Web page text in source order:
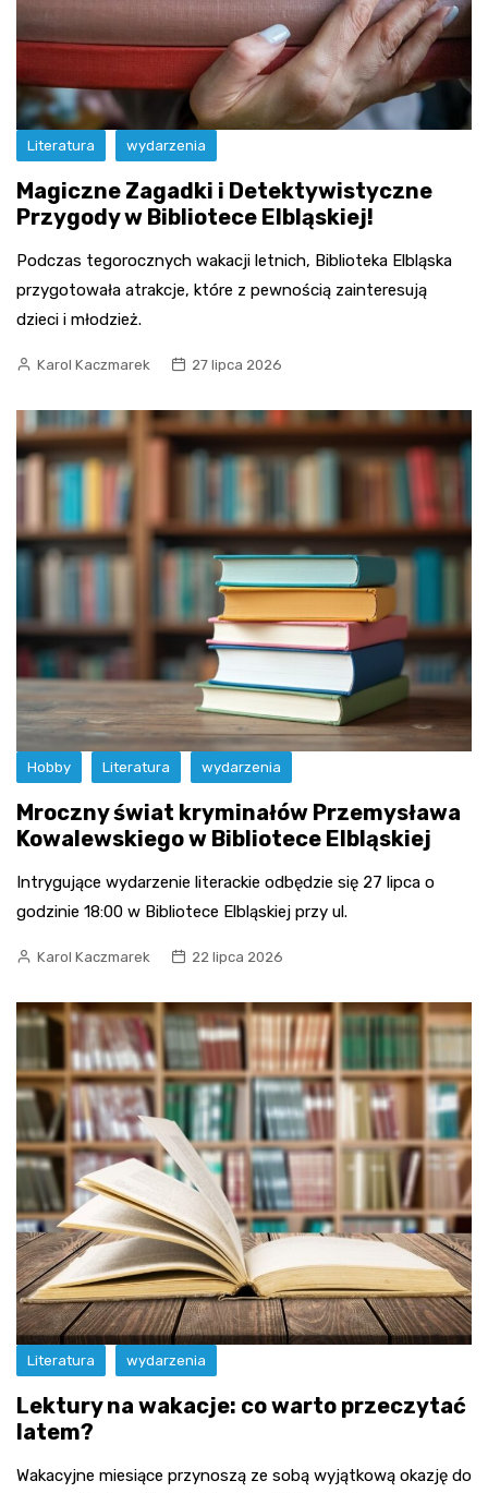
Literatura wydarzenia
Magiczne Zagadki i Detektywistyczne
Przygody w Bibliotece Elbląskiej!
Podczas tegorocznych wakacji letnich, Biblioteka Elbląska
przygotowała atrakcje, które z pewnością zainteresują
dzieci i młodzież.
Karol Kaczmarek 27 lipca 2026
Hobby Literatura wydarzenia
Mroczny świat kryminałów Przemysława
Kowalewskiego w Bibliotece Elbląskiej
Intrygujące wydarzenie literackie odbędzie się 27 lipca o
godzinie 18:00 w Bibliotece Elbląskiej przy ul.
Karol Kaczmarek 22 lipca 2026
Literatura wydarzenia
Lektury na wakacje: co warto przeczytać
latem?
Wakacyjne miesiące przynoszą ze sobą wyjątkową okazję do